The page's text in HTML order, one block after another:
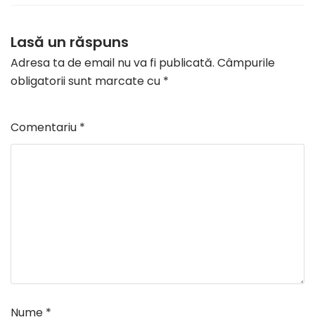
Lasă un răspuns
Adresa ta de email nu va fi publicată. Câmpurile
obligatorii sunt marcate cu *
Comentariu *
Nume *